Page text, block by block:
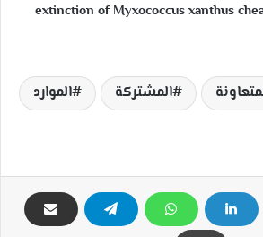
extinction of Myxococcus xanthus
المشتركة
الموارد